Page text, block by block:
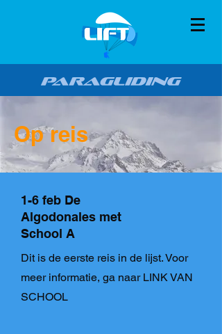
Op reis
1-6 feb De
Algodonales met
School A
Dit is de eerste reis in de lijst. Voor
meer informatie, ga naar LINK VAN
SCHOOL